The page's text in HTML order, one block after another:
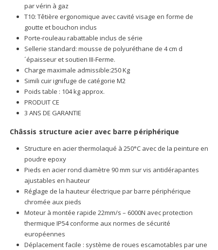
par vérin à gaz
T10: Têtière ergonomique avec cavité visage en forme de
goutte et bouchon inclus
Porte-rouleau rabattable inclus de série
Sellerie standard: mousse de polyuréthane de 4 cm d
´épaisseur et soutien III-Ferme.
Charge maximale admissible:250 Kg
Simili cuir ignifuge de catégorie M2
Poids table : 104 kg approx.
PRODUIT CE
3 ANS DE GARANTIE
Châssis structure acier avec barre périphérique
Structure en acier thermolaqué à 250°C avec de la peinture en
poudre epoxy
Pieds en acier rond diamètre 90 mm sur vis antidérapantes
ajustables en hauteur
Réglage de la hauteur électrique par barre périphérique
chromée aux pieds
Moteur à montée rapide 22mm/s – 6000N avec protection
thermique IP54 conforme aux normes de sécurité
européennes
Déplacement facile : système de roues escamotables par une